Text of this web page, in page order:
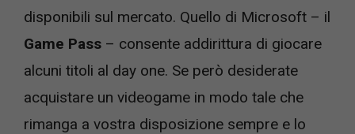
disponibili sul mercato. Quello di Microsoft – il
Game Pass – consente addirittura di giocare
alcuni titoli al day one. Se però desiderate
acquistare un videogame in modo tale che
rimanga a vostra disposizione sempre e lo